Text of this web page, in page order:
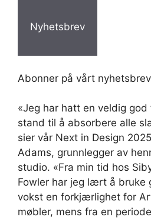
Nyhetsbrev
Abonner på vårt nyhetsbrev
«Jeg har hatt en veldig
stand til å absorbere alle
sier vår Next in Design
Adams, grunnlegger av
studio. «Fra min tid hos
Fowler har jeg lært å bruke
vokst en forkjærlighet for
møbler, mens fra en